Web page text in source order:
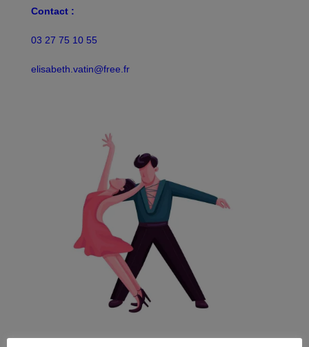
Contact :
03 27 75 10 55
elisabeth.vatin@free.fr